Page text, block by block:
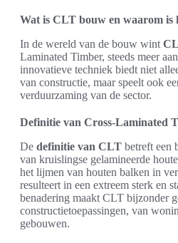
Wat is CLT bouw en waarom is
In de wereld van de bouw wint
Laminated Timber, steeds meer
innovatieve techniek biedt niet
van constructie, maar speelt ook
verduurzaming van de sector.
Definitie van Cross-Laminated
De definitie van CLT betreft een
van kruislingse gelamineerde
het lijmen van houten balken in
resulteert in een extreem sterk en
benadering maakt CLT bijzonder
constructietoepassingen, van
gebouwen.